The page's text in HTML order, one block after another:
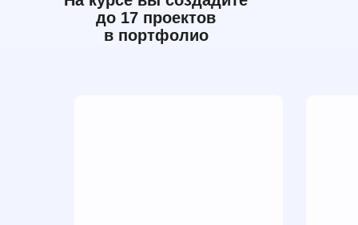
до 17 проектов
в портфолио